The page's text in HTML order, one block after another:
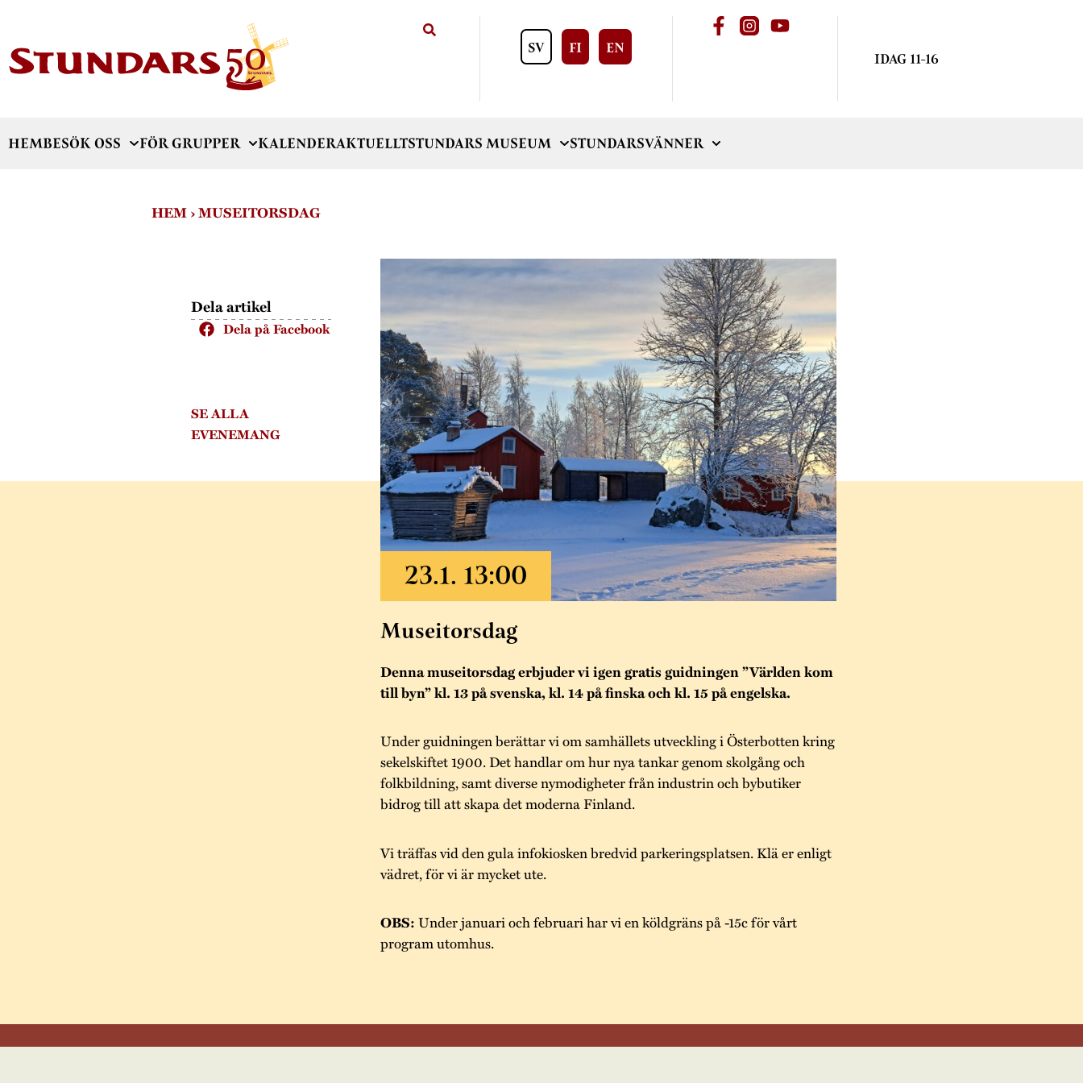
SV FI EN
IDAG 11-16
HEMBESÖK OSS FÖR GRUPPER KALENDERAKTUELLTSTUNDARS MUSEUM STUNDARSVÄNNER
HEM›MUSEITORSDAG
Dela artikel
Dela på Facebook
SE ALLA
EVENEMANG
Museitorsdag
Denna museitorsdag erbjuder vi igen gratis guidningen ”Världen kom
till byn” kl. 13 på svenska, kl. 14 på finska och kl. 15 på engelska.
Under guidningen berättar vi om samhällets utveckling i Österbotten kring
sekelskiftet 1900. Det handlar om hur nya tankar genom skolgång och
folkbildning, samt diverse nymodigheter från industrin och bybutiker
bidrog till att skapa det moderna Finland.
Vi träffas vid den gula infokiosken bredvid parkeringsplatsen. Klä er enligt
vädret, för vi är mycket ute.
OBS:Under januari och februari har vi en köldgräns på -15c för vårt
program utomhus.